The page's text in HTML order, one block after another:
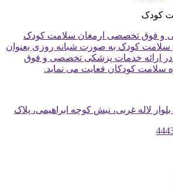
کودک
و فوق تخصصی ارمغان سلامت کودک
سلامت کودک به صورت شبانه روزی بعنوان
ارائه خدمات پزشکی تخصصی و فوق
کودکان فعایت می نماید.
لاله غربی، نبش کوچه ابراهیمی، پلاک